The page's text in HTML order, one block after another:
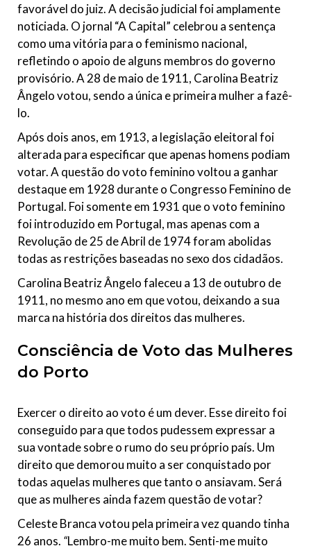
favorável do juiz. A decisão judicial foi amplamente
noticiada. O jornal “A Capital” celebrou a sentença
como uma vitória para o feminismo nacional,
refletindo o apoio de alguns membros do governo
provisório. A 28 de maio de 1911, Carolina Beatriz
Ângelo votou, sendo a única e primeira mulher a fazê-
lo.
Após dois anos, em 1913, a legislação eleitoral foi
alterada para especificar que apenas homens podiam
votar. A questão do voto feminino voltou a ganhar
destaque em 1928 durante o Congresso Feminino de
Portugal. Foi somente em 1931 que o voto feminino
foi introduzido em Portugal, mas apenas com a
Revolução de 25 de Abril de 1974 foram abolidas
todas as restrições baseadas no sexo dos cidadãos.
Carolina Beatriz Ângelo faleceu a 13 de outubro de
1911, no mesmo ano em que votou, deixando a sua
marca na história dos direitos das mulheres.
Consciência de Voto das Mulheres
do Porto
Exercer o direito ao voto é um dever. Esse direito foi
conseguido para que todos pudessem expressar a
sua vontade sobre o rumo do seu próprio país. Um
direito que demorou muito a ser conquistado por
todas aquelas mulheres que tanto o ansiavam. Será
que as mulheres ainda fazem questão de votar?
Celeste Branca votou pela primeira vez quando tinha
26 anos. “Lembro-me muito bem. Senti-me muito